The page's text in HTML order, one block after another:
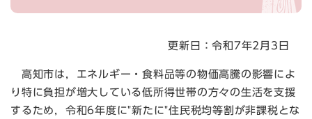
更新日：令和7年2月3日
高知市は，エネルギー・食料品等の物価高騰の影響によ
り特に負担が増大している低所得世帯の方々の生活を支援
するため，令和6年度に"新たに"住民税均等割が非課税とな